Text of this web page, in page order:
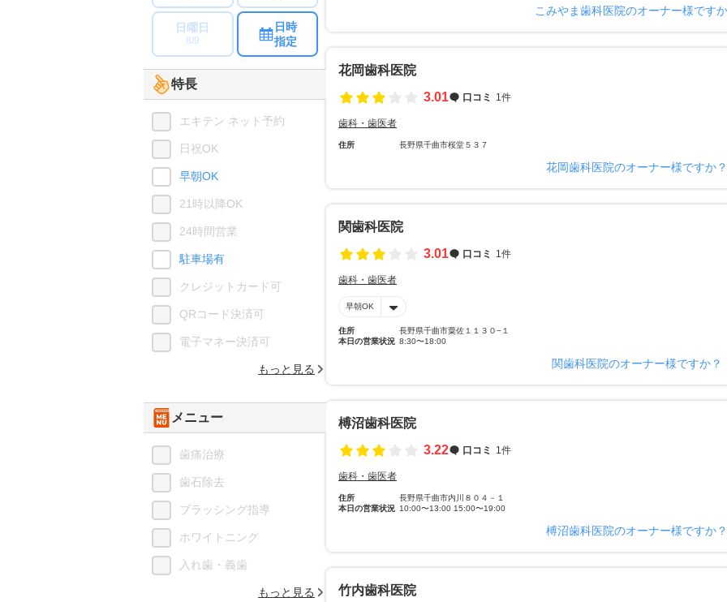
こみやま歯科医院のオーナー様です
花岡歯科医院
3.01
口コミ 1件
歯科・歯医者
住所 長野県千曲市桜堂５３７
花岡歯科医院のオーナー様ですか？
関歯科医院
3.01
口コミ 1件
歯科・歯医者
早朝OK
住所
長野県千曲市粟佐１１３０−１
本日の営業状況 8:30〜18:00
関歯科医院のオーナー様ですか？
榑沼歯科医院
3.22
口コミ 1件
歯科・歯医者
住所
長野県千曲市内川８０４－１
本日の営業状況 10:00〜13:00 15:00〜19:00
榑沼歯科医院のオーナー様ですか？
竹内歯科医院
日曜日
8/9
日時
指定
特長
エキテン ネット予約
日祝OK
早朝OK
21時以降OK
24時間営業
駐車場有
クレジットカード可
QRコード決済可
電子マネー決済可
もっと見る
メニュー
歯痛治療
歯石除去
ブラッシング指導
ホワイトニング
入れ歯・義歯
もっと見る